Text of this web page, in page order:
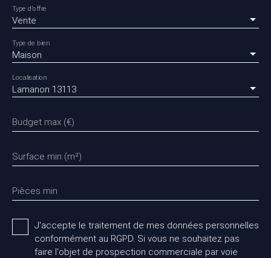
Vente
Type d'offre
Maison
Type de bien
Lamanon 13113
Localisation
Budget max (€)
Surface min (m²)
Pièces min
J'accepte le traitement de mes données personnelles
conformément au RGPD. Si vous ne souhaitez pas
faire l'objet de prospection commerciale par voie